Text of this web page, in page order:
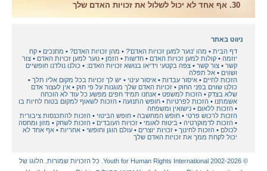
30. אף אחד לא יכול לשלול את זכויות האדם שלך
ניווט באתר
דף הבית
מהו 'נוער למען זכויות האדם'? מהן זכויות האדם? מחנכים
קח
יוזמה
קולות למען זכויות האדם חדשות הזמן נוער למען זכויות האדם
צור
קשר
צור קשר צפה בקטעי וידיאו בנושא זכויות האדם:
כולנו נולדנו חופשיים
ושווים
אל תפלה
הזכות לחיים
איסור עבדות איסור עינוי
יש לך זכויות בכל מקום אליו תלך
כולנו שווים בפני החוק
זכויות האדם שלך מוגנות על פי חוק
אין לעצור אדם
שלא בצדק
הזכות למשפט
אנחנו תמיד חפים מפשע כל עוד לא הוכחה
אשמתנו
הזכות לפרטיות חופש התנועה
הזכות לשאוף למקום בטוח לחיות בו
הזכות ללאום
נישואין ומשפחה
הזכות לרכוש פרטי
חופש המחשבה חופש הביטוי
הזכות להתכנסות ציבורית
הזכות לדמוקרטיה
ביטוח לאומי זכויות העובדים הזכות לשחק
מזון ומחסה
לכולם
הזכות לחינוך זכויות יוצרים עולם הוגן וחופשי אחריות
אף אחד לא
יכול לקחת ממך את זכויות האדם שלך
© 2002-2026 Youth for Human Rights International. כל הזכויות שמורות. הלוגו של